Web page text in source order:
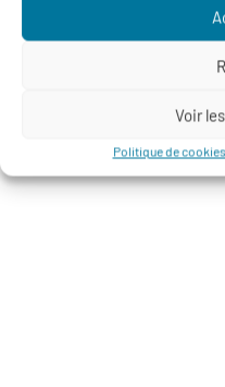
Voir
Politique de cookies